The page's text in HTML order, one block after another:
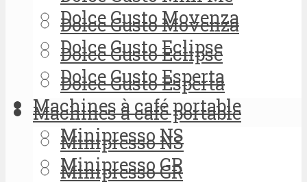
Dolce Gusto Movenza
Dolce Gusto Eclipse
Dolce Gusto Esperta
Machines à café portable
Minipresso NS
Minipresso GR
Dolce Gusto Movenza
Dolce Gusto Eclipse
Dolce Gusto Esperta
Machines à café portable
Minipresso NS
Minipresso GR